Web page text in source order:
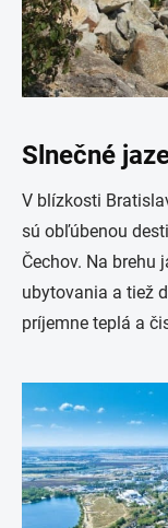
Slnečné
V blízkosti
sú obľúbenou
Čechov. Na brehu
ubytovania a tiež
príjemne teplá a